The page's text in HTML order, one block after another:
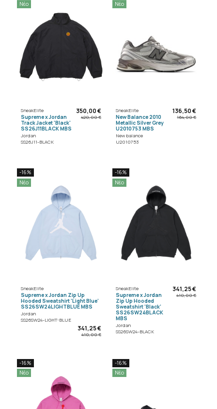
Νέο
SneakElite
Supreme x Jordan
Track Jacket 'Black'
SS26J11BLACK MBS
Jordan
SS26J11-BLACK
350,00 €
420,00 €
Νέο
SneakElite
New Balance 2010
Metallic Silver Grey
U2010753 MBS
New balance
U2010753
136,50 €
164,00 €
-16%
Νέο
SneakElite
Supreme x Jordan Zip Up
Hooded Sweatshirt 'Light Blue'
SS26SW24LIGHTBLUE MBS
Jordan
SS26SW24-LIGHT-BLUE
341,25 €
410,00 €
-16%
Νέο
SneakElite
Supreme x Jordan
Zip Up Hooded
Sweatshirt 'Black'
SS26SW24BLACK
MBS
Jordan
SS26SW24-BLACK
341,25 €
410,00 €
-16%
Νέο
-16%
Νέο